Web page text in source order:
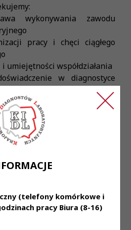
(telefony komórkowe i
pracy Biura (8-16)
wykonywania zawodu
pracy i chęci ciągłego
umiejętności współdziałania
w diagnostyce
o umowę o pracę w
(możliwe zatrudnienie na
dzień:
z najnowszą technologią